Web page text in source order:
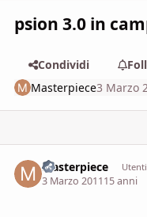
psion 3.0 in
Condividi
Masterpiece3 Marzo
Masterpiece Utenti
3 Marzo 201115 anni